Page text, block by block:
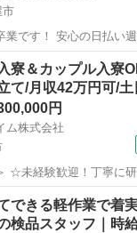
市
！ 安心の日払い週払い有♪
きちゃう簡単な内容！ 小さい部
倉庫
入寮＆カップル入寮
て/月収42万円可/
円
ム株式会社
の男女活躍中♪ ◆プレス →車のド
どの部品をつくる工程
できる軽作業で着
検品スタッフ｜時